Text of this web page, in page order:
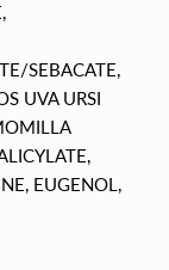
SEBACATE,
UVA URSI
EUGENOL,